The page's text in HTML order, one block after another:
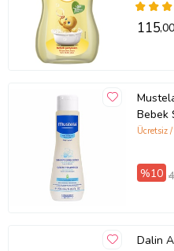
115
Bebek
Ücretsiz
%10
Dalin